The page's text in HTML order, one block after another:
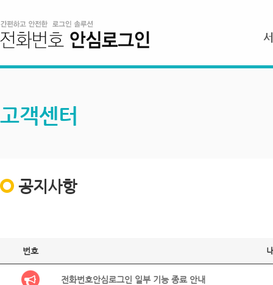
고객센터
공지사항
번호
전화번호안심로그인 일부 기능 종료 안내